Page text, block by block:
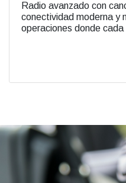
Radio avanzado con
conectividad moderna y
operaciones donde